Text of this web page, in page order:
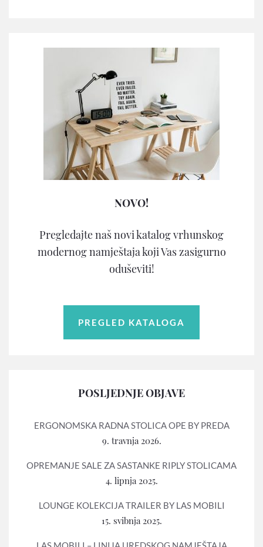
NOVO!
Pregledajte naš novi katalog vrhunskog
modernog namještaja koji Vas zasigurno
oduševiti!
PREGLED KATALOGA
POSLJEDNJE OBJAVE
ERGONOMSKA RADNA STOLICA OPE BY PREDA
9. travnja 2026.
OPREMANJE SALE ZA SASTANKE RIPLY STOLICAMA
4. lipnja 2025.
LOUNGE KOLEKCIJA TRAILER BY LAS MOBILI
15. svibnja 2025.